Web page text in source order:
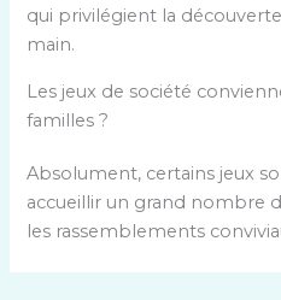
qui privilégient la
main.
Les jeux de société
familles ?
Absolument, certains jeux
accueillir un grand nombre
les rassemblements